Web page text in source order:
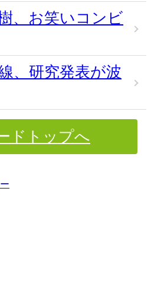
、お笑いコンビ
、研究発表が波
ドトップへ